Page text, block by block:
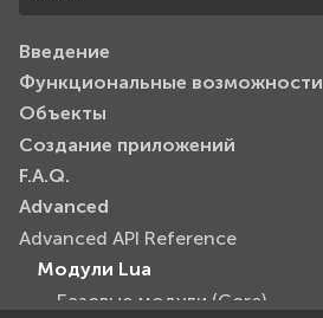
Введение
Функциональные возможности
Объекты
Создание приложений
F.A.Q.
Advanced
Advanced API Reference
Модули Lua
Базовые модули (Core)